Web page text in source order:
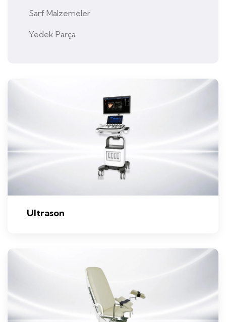
Sarf Malzemeler
Yedek Parça
Ultrason